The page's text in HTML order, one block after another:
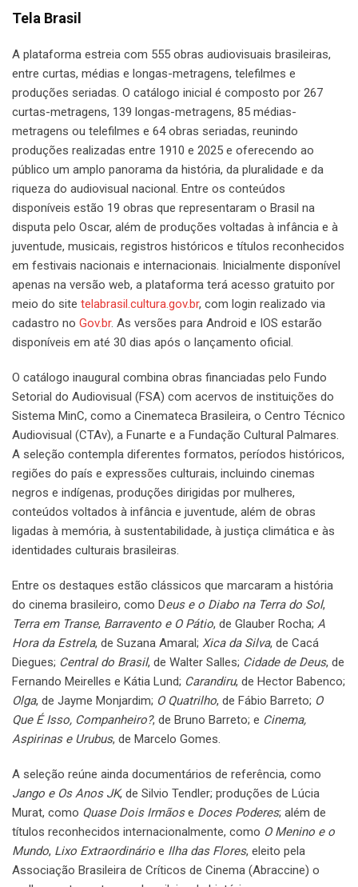
Tela Brasil
A plataforma estreia com 555 obras audiovisuais brasileiras,
entre curtas, médias e longas-metragens, telefilmes e
produções seriadas. O catálogo inicial é composto por 267
curtas-metragens, 139 longas-metragens, 85 médias-
metragens ou telefilmes e 64 obras seriadas, reunindo
produções realizadas entre 1910 e 2025 e oferecendo ao
público um amplo panorama da história, da pluralidade e da
riqueza do audiovisual nacional. Entre os conteúdos
disponíveis estão 19 obras que representaram o Brasil na
disputa pelo Oscar, além de produções voltadas à infância e à
juventude, musicais, registros históricos e títulos reconhecidos
em festivais nacionais e internacionais. Inicialmente disponível
apenas na versão web, a plataforma terá acesso gratuito por
meio do site telabrasil.cultura.gov.br, com login realizado via
cadastro no Gov.br. As versões para Android e IOS estarão
disponíveis em até 30 dias após o lançamento oficial.
O catálogo inaugural combina obras financiadas pelo Fundo
Setorial do Audiovisual (FSA) com acervos de instituições do
Sistema MinC, como a Cinemateca Brasileira, o Centro Técnico
Audiovisual (CTAv), a Funarte e a Fundação Cultural Palmares.
A seleção contempla diferentes formatos, períodos históricos,
regiões do país e expressões culturais, incluindo cinemas
negros e indígenas, produções dirigidas por mulheres,
conteúdos voltados à infância e juventude, além de obras
ligadas à memória, à sustentabilidade, à justiça climática e às
identidades culturais brasileiras.
Entre os destaques estão clássicos que marcaram a história
do cinema brasileiro, como Deus e o Diabo na Terra do Sol,
Terra em Transe, Barravento e O Pátio, de Glauber Rocha; A
Hora da Estrela, de Suzana Amaral; Xica da Silva, de Cacá
Diegues; Central do Brasil, de Walter Salles; Cidade de Deus, de
Fernando Meirelles e Kátia Lund; Carandiru, de Hector Babenco;
Olga, de Jayme Monjardim; O Quatrilho, de Fábio Barreto; O
Que É Isso, Companheiro?, de Bruno Barreto; e Cinema,
Aspirinas e Urubus, de Marcelo Gomes.
A seleção reúne ainda documentários de referência, como
Jango e Os Anos JK, de Silvio Tendler; produções de Lúcia
Murat, como Quase Dois Irmãose Doces Poderes; além de
títulos reconhecidos internacionalmente, como O Menino e o
Mundo, Lixo Extraordinário e Ilha das Flores, eleito pela
Associação Brasileira de Críticos de Cinema (Abraccine) o